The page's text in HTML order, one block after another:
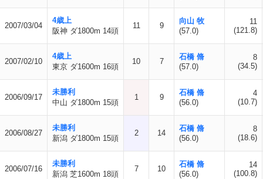
2007/03/04
4歳上
阪神 ダ1800m 14頭
11 9
向山 牧
(57.0)
11
(121.8)
2007/02/10
4歳上
東京 ダ1600m 16頭
10 7
石橋 脩
(57.0)
8
(34.5)
2006/09/17
未勝利
中山 ダ1800m 15頭
1 9
石橋 脩
(56.0)
4
(10.7)
2006/08/27
未勝利
新潟 ダ1800m 15頭
2 14
石橋 脩
(56.0)
8
(18.6)
2006/07/16
未勝利
新潟 芝1600m 18頭
7 10
石橋 脩
(56.0)
14
(100.8)